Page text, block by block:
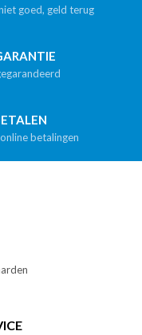
goed, geld terug
betalingen